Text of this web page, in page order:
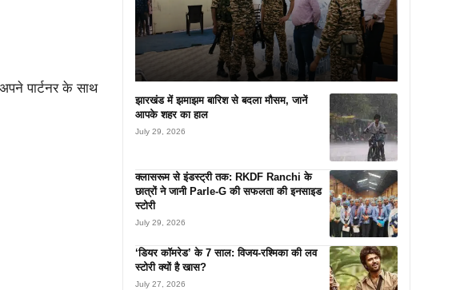
पार्टनर के साथ
झारखंड में झमाझम बारिश से बदला मौसम, जानें
आपके शहर का हाल
July 29, 2026
क्लासरूम से इंडस्ट्री तक: RKDF Ranchi के
छात्रों ने जानी Parle-G की सफलता की इनसाइड
स्टोरी
July 29, 2026
‘डियर कॉमरेड’ के 7 साल: विजय-रश्मिका की लव
स्टोरी क्यों है खास?
July 27, 2026